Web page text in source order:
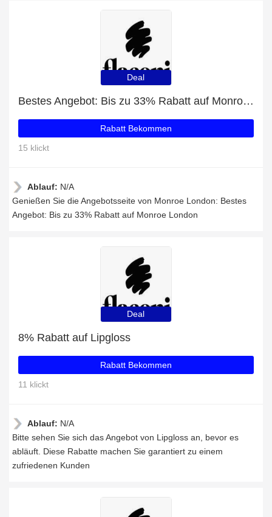
Deal
Bestes Angebot: Bis zu 33% Rabatt auf Monroe London
Rabatt Bekommen
15 klickt
Ablauf: N/A
Genießen Sie die Angebotsseite von Monroe London: Bestes
Angebot: Bis zu 33% Rabatt auf Monroe London
Deal
8% Rabatt auf Lipgloss
Rabatt Bekommen
11 klickt
Ablauf: N/A
Bitte sehen Sie sich das Angebot von Lipgloss an, bevor es
abläuft. Diese Rabatte machen Sie garantiert zu einem
zufriedenen Kunden